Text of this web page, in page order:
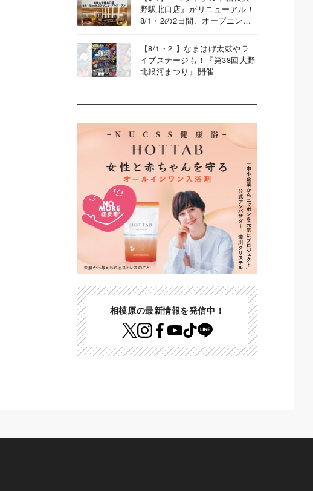
野駅北口店』がリニューアル！
8/1・2の2日間、オープニング
【8/1・2 】なまはげ太鼓やラ
イブステージも！『第38回大野
北銀河まつり』開催
相模原の最新情報を発信中！